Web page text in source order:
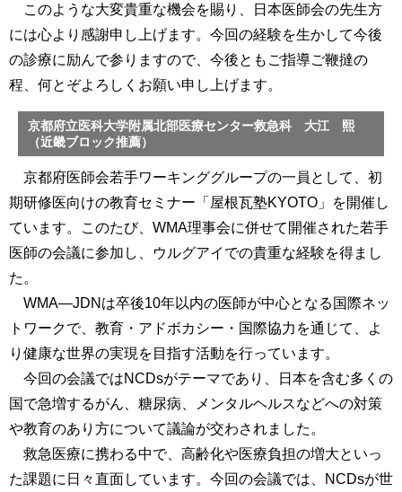
このような大変貴重な機会を賜り、日本医師会の先生方
には心より感謝申し上げます。今回の経験を生かして今後
の診療に励んで参りますので、今後ともご指導ご鞭撻の
程、何とぞよろしくお願い申し上げます。
京都府立医科大学附属北部医療センター救急科 大江 熙
（近畿ブロック推薦）
京都府医師会若手ワーキンググループの一員として、初
期研修医向けの教育セミナー「屋根瓦塾KYOTO」を開催し
ています。このたび、WMA理事会に併せて開催された若手
医師の会議に参加し、ウルグアイでの貴重な経験を得まし
た。
WMA―JDNは卒後10年以内の医師が中心となる国際ネッ
トワークで、教育・アドボカシー・国際協力を通じて、よ
り健康な世界の実現を目指す活動を行っています。
今回の会議ではNCDsがテーマであり、日本を含む多くの
国で急増するがん、糖尿病、メンタルヘルスなどへの対策
や教育のあり方について議論が交わされました。
救急医療に携わる中で、高齢化や医療負担の増大といっ
た課題に日々直面しています。今回の会議では、NCDsが世